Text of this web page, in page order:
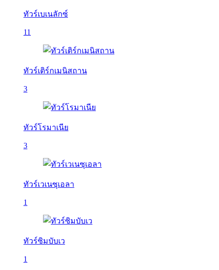
ทัวร์เบเนลักซ์
11
ทัวร์เติร์กเมนิสถาน
3
ทัวร์โรมาเนีย
3
ทัวร์เวเนซุเอลา
1
ทัวร์ซิมบับเว
1